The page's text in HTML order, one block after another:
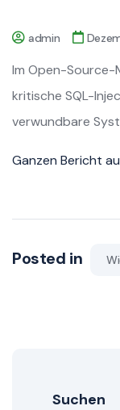
admin
Im Open-Source-
kritische SQL-
verwundbare
Ganzen Bericht
Posted in
Suchen